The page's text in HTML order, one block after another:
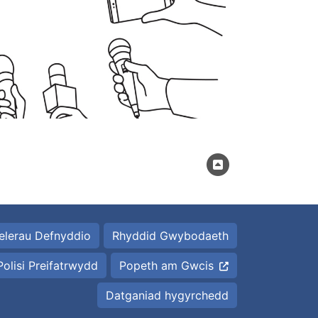
Defnyddio Rhyddid Gwybodaeth
Preifatrwydd Popeth am Gwcis
Datganiad hygyrchedd